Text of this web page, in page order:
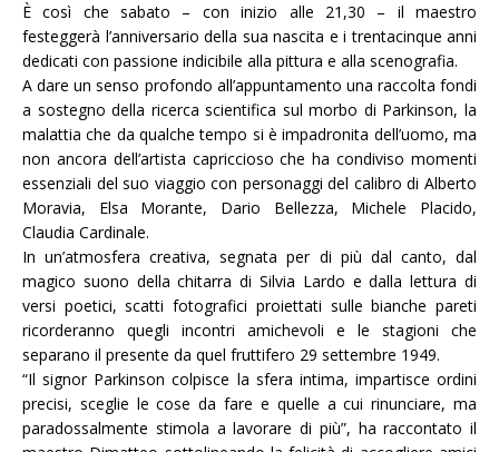
È così che sabato – con inizio alle 21,30 – il maestro
festeggerà l’anniversario della sua nascita e i trentacinque anni
dedicati con passione indicibile alla pittura e alla scenografia.
A dare un senso profondo all’appuntamento una raccolta fondi
a sostegno della ricerca scientifica sul morbo di Parkinson, la
malattia che da qualche tempo si è impadronita dell’uomo, ma
non ancora dell’artista capriccioso che ha condiviso momenti
essenziali del suo viaggio con personaggi del calibro di Alberto
Moravia, Elsa Morante, Dario Bellezza, Michele Placido,
Claudia Cardinale.
In un’atmosfera creativa, segnata per di più dal canto, dal
magico suono della chitarra di Silvia Lardo e dalla lettura di
versi poetici, scatti fotografici proiettati sulle bianche pareti
ricorderanno quegli incontri amichevoli e le stagioni che
separano il presente da quel fruttifero 29 settembre 1949.
“Il signor Parkinson colpisce la sfera intima, impartisce ordini
precisi, sceglie le cose da fare e quelle a cui rinunciare, ma
paradossalmente stimola a lavorare di più”, ha raccontato il